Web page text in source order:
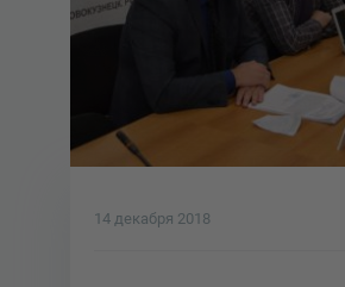
14 декабря 2018